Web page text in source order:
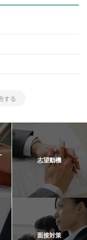
する
志望動機
面接対策